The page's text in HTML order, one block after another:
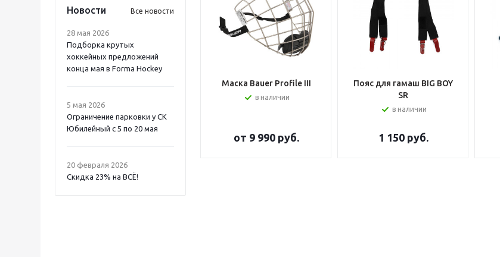
Новости Все новости
28 мая 2026
Подборка крутых
хоккейных предложений
конца мая в Forma Hockey
5 мая 2026
Ограничение парковки у СК
Юбилейный с 5 по 20 мая
20 февраля 2026
Скидка 23% на ВСË!
Маска Bauer Profile III
в наличии
от 9 990 руб.
Пояс для гамаш BIG BOY
SR
в наличии
1 150руб.